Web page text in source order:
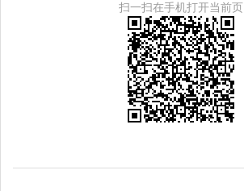
扫一扫在手机打开当前页